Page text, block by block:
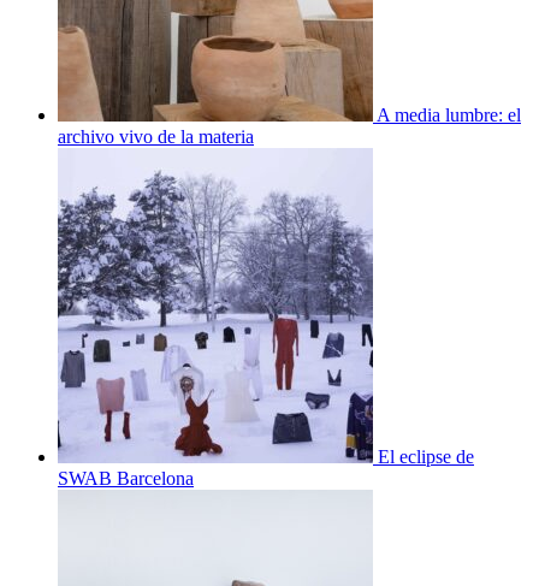
A media lumbre: el
archivo vivo de la materia
El eclipse de
SWAB Barcelona